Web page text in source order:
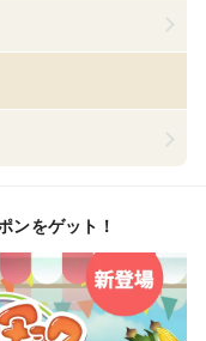
ンをゲット！